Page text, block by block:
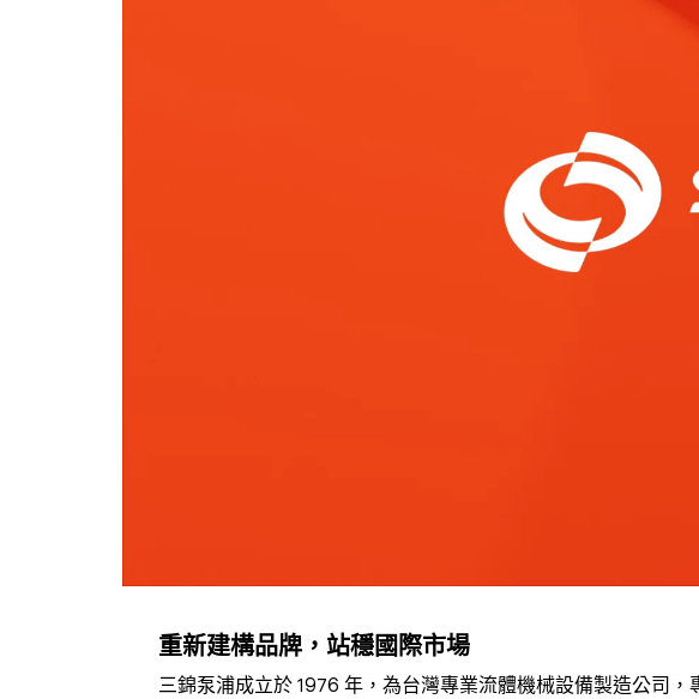
重新建構品牌，站穩國際市場
三錦泵浦成立於 1976 年，為台灣專業流體機械設備製造公司